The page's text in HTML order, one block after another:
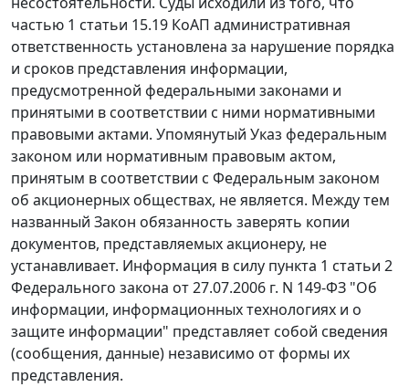
частью 1 статьи 15.19 КоАП административная
ответственность установлена за нарушение порядка
и сроков представления информации,
предусмотренной федеральными законами и
принятыми в соответствии с ними нормативными
правовыми актами. Упомянутый Указ федеральным
законом или нормативным правовым актом,
принятым в соответствии с Федеральным законом
об акционерных обществах, не является. Между тем
названный Закон обязанность заверять копии
документов, представляемых акционеру, не
устанавливает. Информация в силу пункта 1 статьи 2
Федерального закона от 27.07.2006 г. N 149-ФЗ "Об
информации, информационных технологиях и о
защите информации" представляет собой сведения
(сообщения, данные) независимо от формы их
представления.